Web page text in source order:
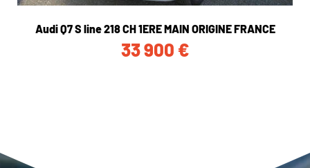
Audi Q7 S line 218 CH 1ERE MAIN ORIGINE FRANCE
33 900 €